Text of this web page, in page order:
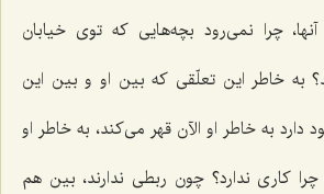
چرا نمی‌رود بچه‌هایی که توی خیابان
به خاطر این تعلّقی که بین او و بین این
دارد به خاطر او الآن قهر می‌کند، به خاطر او
کاری ندارد؟ چون ربطی ندارند، بین هم